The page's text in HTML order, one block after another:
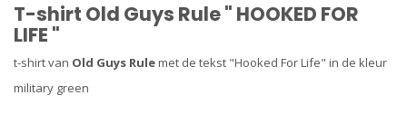
T-shirt Old Guys Rule " HOOKED FOR
LIFE "
t-shirt van Old Guys Rulemet de tekst "Hooked For Life" in de kleur
military green